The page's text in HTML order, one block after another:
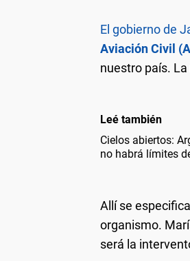
El gobierno de
Aviación Civil
nuestro país.
Leé también
Cielos abiertos:
no habrá límites
Allí se
organismo.
será la